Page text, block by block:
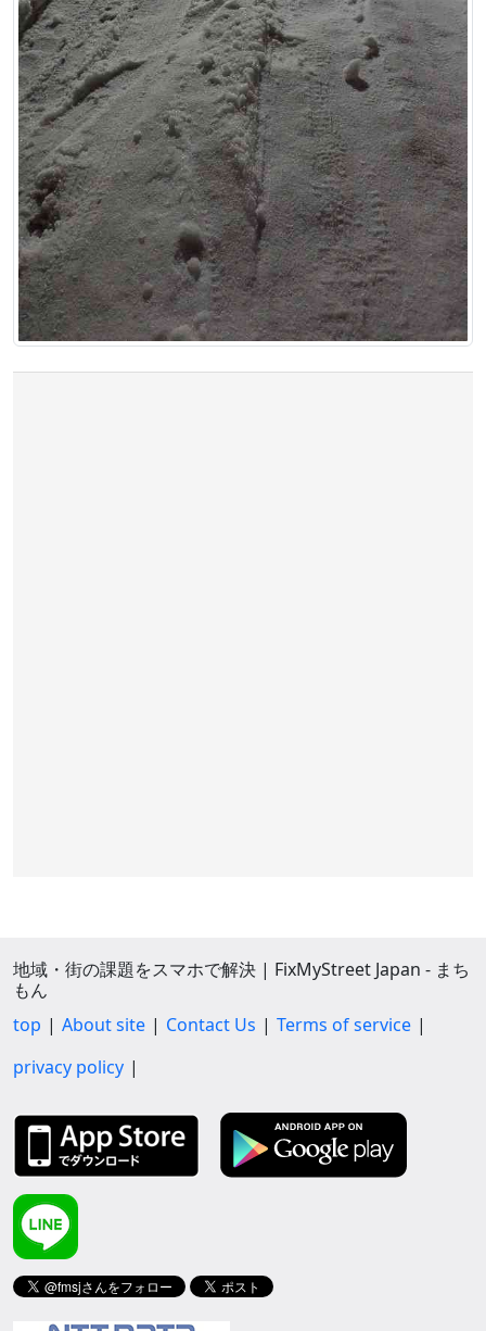
地域・街の課題をスマホで解決 | FixMyStreet Japan - まち
もん
top
About site Contact Us
Terms of service
privacy policy